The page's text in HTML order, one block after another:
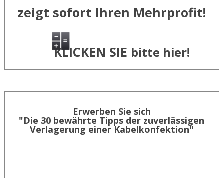
zeigt sofort Ihren Mehrprofit!
KLICKEN SIE bitte hier!
Erwerben Sie sich
"Die 30 bewährte Tipps der zuverlässigen
Verlagerung einer Kabelkonfektion"